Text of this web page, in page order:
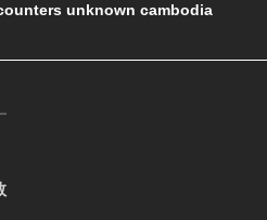
unknown cambodia